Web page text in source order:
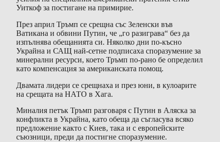
Уиткоф за постигане на примирие.
През април Тръмп се срещна със Зеленски във
Ватикана и обвини Путин, че „го разиграва“ без да
изпълнява обещанията си. Няколко дни по-късно
Украйна и САЩ най-сетне подписаха споразумение за
минерални ресурси, което Тръмп по-рано бе определил
като компенсация за американската помощ.
Двамата лидери се срещнаха и през юни, в кулоарите
на срещата на НАТО в Хага.
Миналия петък Тръмп разговаря с Путин в Аляска за
конфликта в Украйна, като обеща да съгласува всяко
предложение както с Киев, така и с европейските
съюзници, преди да постигне споразумение.